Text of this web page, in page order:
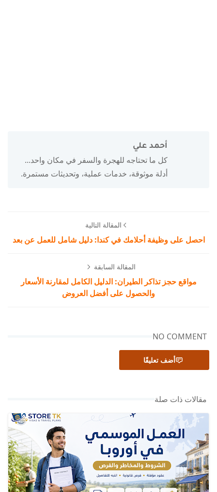
أحمد علي
كل ما تحتاجه للهجرة والسفر في مكان واحد...
أدلة موثوقة، خدمات عملية، وتحديثات مستمرة.
المقالة التالية
احصل على وظيفة أحلامك في كندا: دليل شامل للعمل عن بعد
المقالة السابقة
مواقع حجز تذاكر الطيران: الدليل الكامل لمقارنة الأسعار
والحصول على أفضل العروض
NO COMMENT
أضف تعليقًا
مقالات ذات صلة